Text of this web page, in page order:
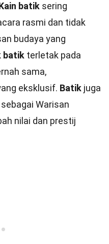
batik sering
rasmi dan tidak
budaya yang
batik terletak pada
sama,
eksklusif. Batik juga
Warisan
nilai dan prestij